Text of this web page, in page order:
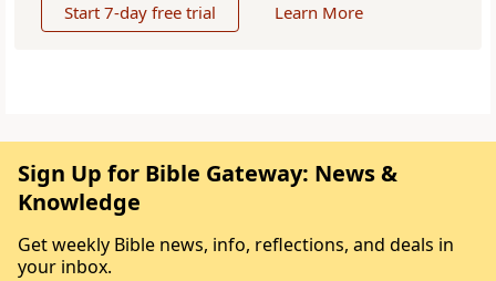
Start 7-day free trial Learn More
Sign Up for Bible Gateway: News &
Knowledge
Get weekly Bible news, info, reflections, and deals in
your inbox.